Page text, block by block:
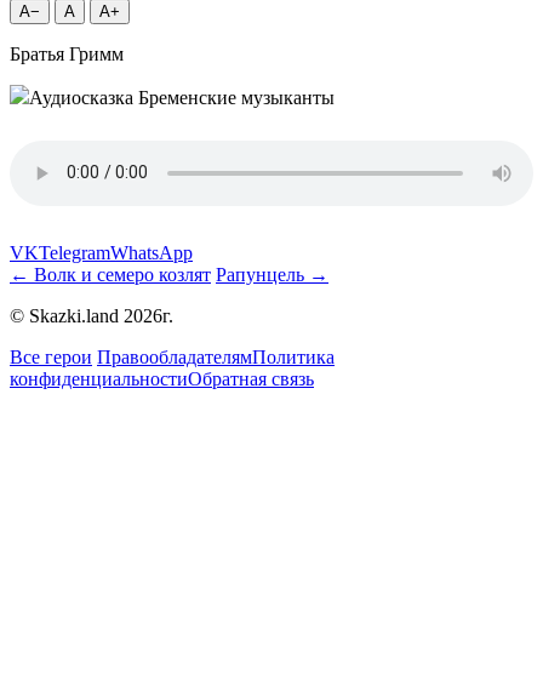
A− A A+
Братья Гримм
VKTelegramWhatsApp
← Волк и семеро козлят Рапунцель →
© Skazki.land 2026г.
Все герои ПравообладателямПолитика
конфиденциальностиОбратная связь